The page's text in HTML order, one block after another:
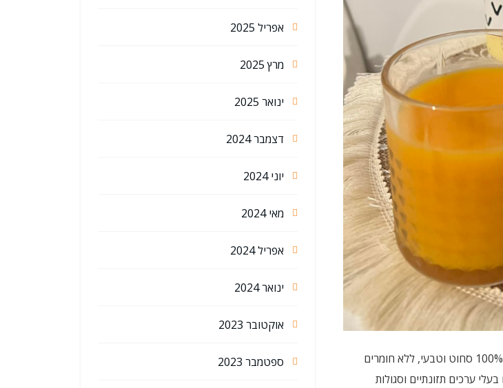
"פרימור" משיקה מיץ סחוט טבעי חדש הלא הוא מיץ תפוזים וגזר. מיץ תפוזים וגזר 100% סחוט וטבעי, ללא חומרים
מ"ל ובבקבוק משפחתי של 1 ליטר. המיצים בעלי ערכים תזונתיים וסגולות
אפריל 2025
מרץ 2025
ינואר 2025
דצמבר 2024
יוני 2024
מאי 2024
אפריל 2024
ינואר 2024
אוקטובר 2023
ספטמבר 2023